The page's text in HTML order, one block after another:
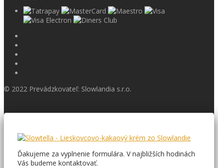
© 2022 Prevádzkovateľ: Slowlandia s.r.o.
Ďakujeme za vyplnenie formulára. V najbližších hodinách
Vás budeme kontaktovať.